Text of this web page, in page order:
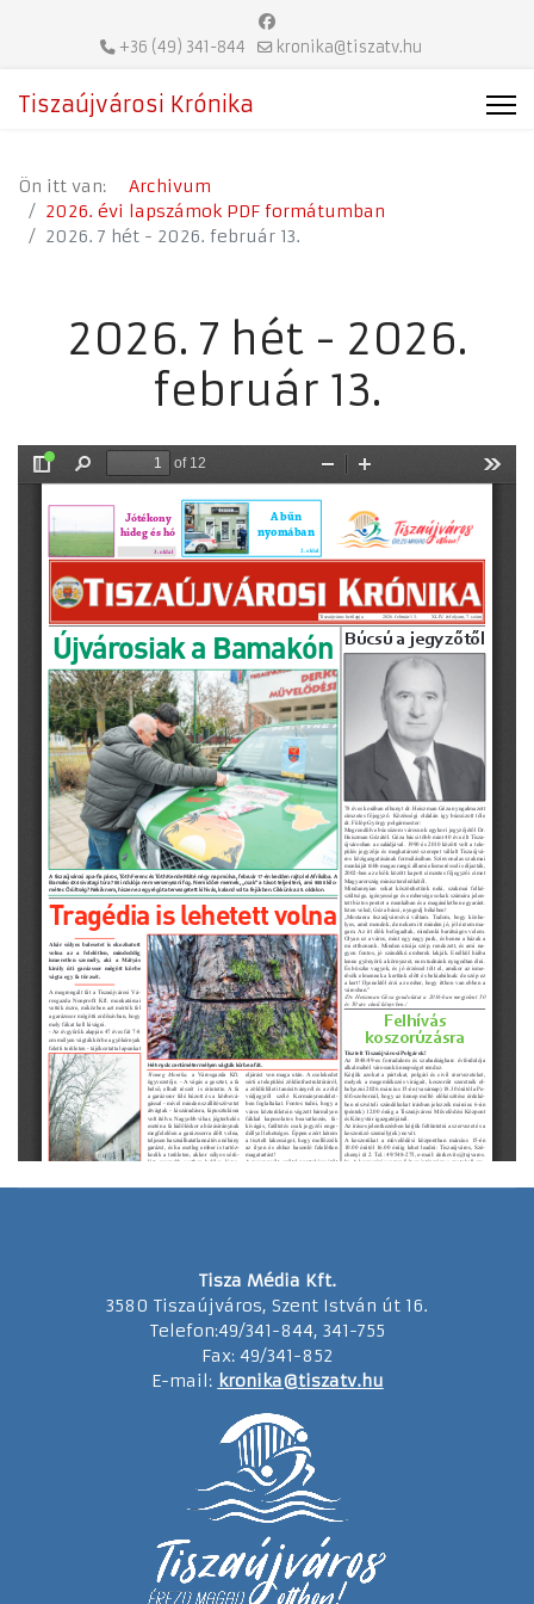
+36 (49) 341-844 kronika@tiszatv.hu
Tiszaújvárosi Krónika
Ön itt van:
Archivum
2026. évi lapszámok PDF formátumban
2026. 7 hét - 2026. február 13.
2026. 7 hét - 2026.
február 13.
Tisza Média Kft.
3580 Tiszaújváros, Szent István út 16.
Telefon:49/341-844, 341-755
Fax: 49/341-852
E-mail: kronika@tiszatv.hu